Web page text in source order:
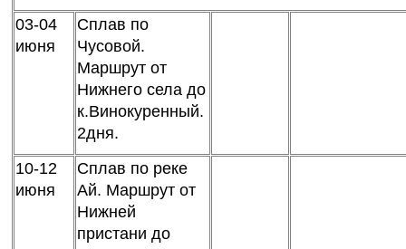
03-04
июня
Сплав по
Чусовой.
Маршрут от
Нижнего села до
к.Винокуренный.
2дня.
10-12
июня
Сплав по реке
Ай. Маршрут от
Нижней
пристани до